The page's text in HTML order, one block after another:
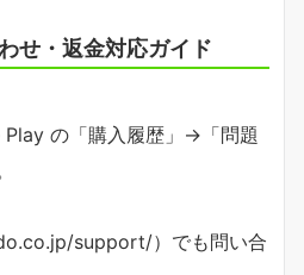
せ・返金対応ガイド
の「購入履歴」→「問題
support/）でも問い合